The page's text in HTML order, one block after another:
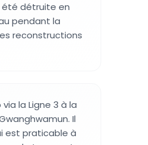
été détruite en
pendant la
reconstructions
la Ligne 3 à la
Il
est praticable à